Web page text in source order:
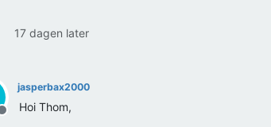
17 dagen later
Offline
jasperbax2000
Hoi Thom,